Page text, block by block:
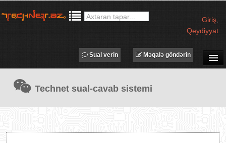
Giriş
Qeydiyyat
TECHNET TV
MƏQALƏLƏR
Məqalə göndərin
Sual verin
Technet sual-cavab sistemi